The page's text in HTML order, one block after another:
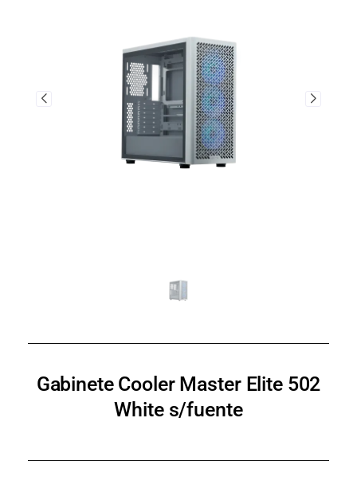
Gabinete Cooler Master Elite 502
White s/fuente